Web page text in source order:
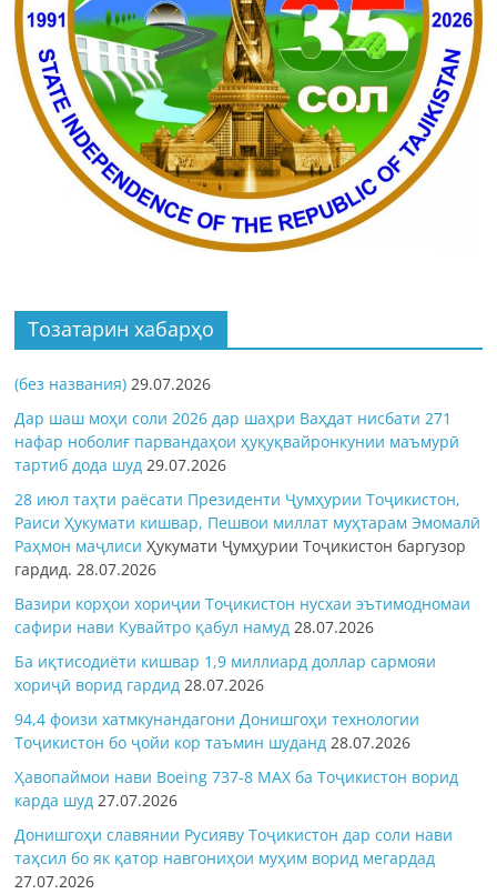
Тозатарин хабарҳо
(без названия) 29.07.2026
Дар шаш моҳи соли 2026 дар шаҳри Ваҳдат нисбати 271
нафар ноболиғ парвандаҳои ҳуқуқвайронкунии маъмурӣ
тартиб дода шуд 29.07.2026
28 июл таҳти раёсати Президенти Ҷумҳурии Тоҷикистон,
Раиси Ҳукумати кишвар, Пешвои миллат муҳтарам Эмомалӣ
Раҳмон маҷлисиҲукумати Ҷумҳурии Тоҷикистон баргузор
гардид.28.07.2026
Вазири корҳои хориҷии Тоҷикистон нусхаи эътимодномаи
сафири нави Кувайтро қабул намуд 28.07.2026
Ба иқтисодиёти кишвар 1,9 миллиард доллар сармояи
хориҷӣ ворид гардид 28.07.2026
94,4 фоизи хатмкунандагони Донишгоҳи технологии
Тоҷикистон бо ҷойи кор таъмин шуданд 28.07.2026
Ҳавопаймои нави Boeing 737-8 MAX ба Тоҷикистон ворид
карда шуд 27.07.2026
Донишгоҳи славянии Русияву Тоҷикистон дар соли нави
таҳсил бо як қатор навгониҳои муҳим ворид мегардад
27.07.2026